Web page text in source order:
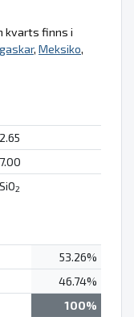
kvarts finns i
, Meksiko,
2.65
7.00
SiO2
53.26%
46.74%
100%